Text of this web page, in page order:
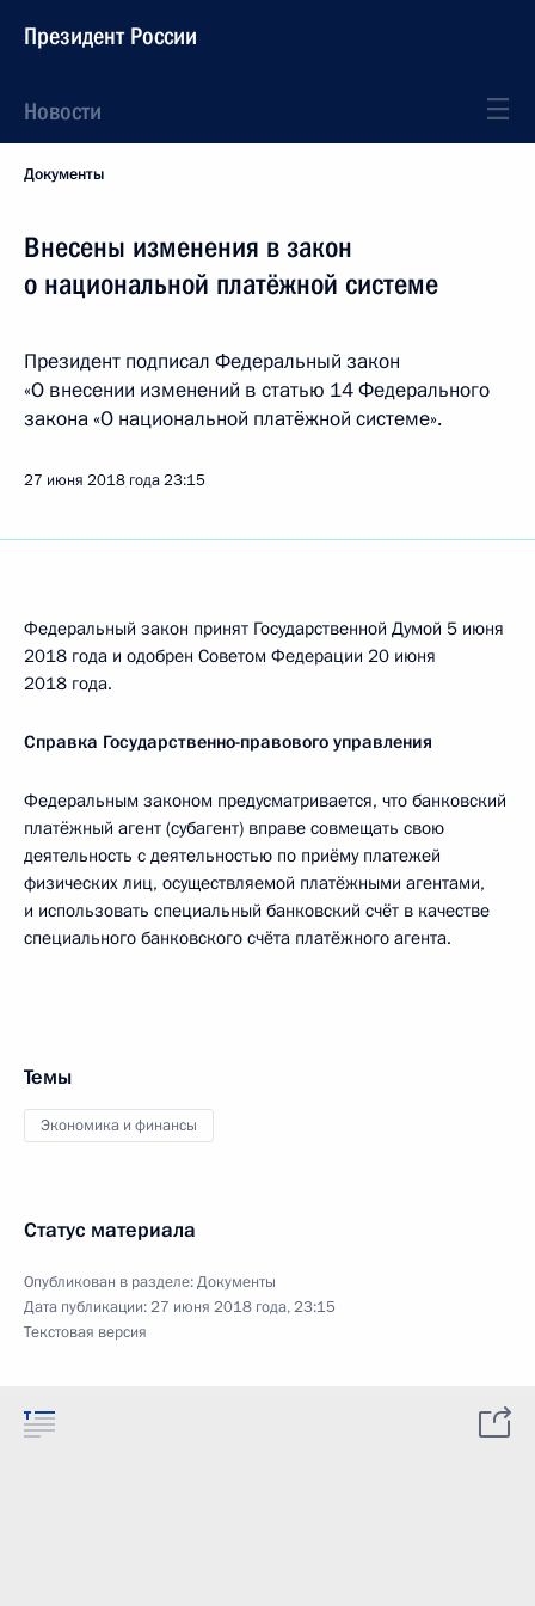
Президент России
Новости
Документы
Внесены изменения в закон
о национальной платёжной системе
Президент подписал Федеральный закон
«О внесении изменений в статью 14 Федерального
закона «О национальной платёжной системе».
27 июня 2018 года23:15
Федеральный закон принят Государственной Думой 5 июня
2018 года и одобрен Советом Федерации 20 июня
2018 года.
Справка Государственно-правового управления
Федеральным законом предусматривается, что банковский
платёжный агент (субагент) вправе совмещать свою
деятельность с деятельностью по приёму платежей
физических лиц, осуществляемой платёжными агентами,
и использовать специальный банковский счёт в качестве
специального банковского счёта платёжного агента.
Темы
Экономика и финансы
Статус материала
Опубликован в разделе:Документы
Дата публикации:27 июня 2018 года, 23:15
Текстовая версия